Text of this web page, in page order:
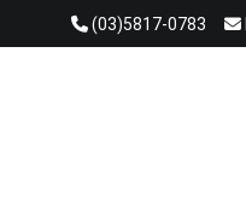
(03)5817-0783